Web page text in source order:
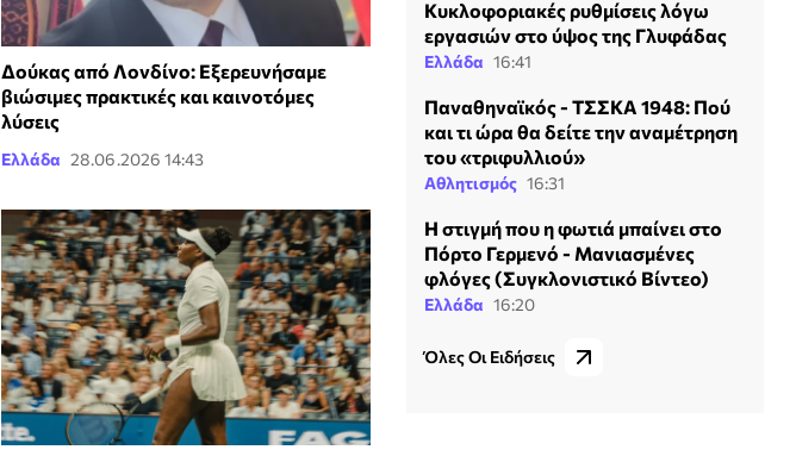
Δούκας από Λονδίνο: Εξερευνήσαμε
βιώσιμες πρακτικές και καινοτόμες
λύσεις
Ελλάδα 28.06.2026 14:43
Κυκλοφοριακές ρυθμίσεις λόγω
εργασιών στο ύψος της Γλυφάδας
Ελλάδα 16:41
Παναθηναϊκός - ΤΣΣΚΑ 1948: Πού
και τι ώρα θα δείτε την αναμέτρηση
του «τριφυλλιού»
Αθλητισμός 16:31
Η στιγμή που η φωτιά μπαίνει στο
Πόρτο Γερμενό - Μανιασμένες
φλόγες (Συγκλονιστικό Βίντεο)
Ελλάδα 16:20
Όλες Οι Ειδήσεις